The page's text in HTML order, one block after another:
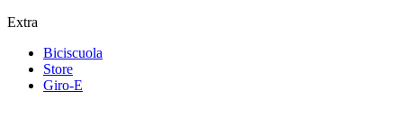
Extra
Biciscuola
Store
Giro-E